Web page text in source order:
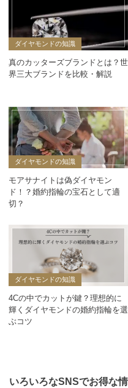
ダイヤモンドの知識
真のカッターズブランドとは？世
界三大ブランドを比較・解説
ダイヤモンドの知識
モアサナイトは偽ダイヤモン
ド！？婚約指輪の宝石として適
切？
ダイヤモンドの知識
4Cの中でカットが鍵？理想的に
輝くダイヤモンドの婚約指輪を選
ぶコツ
いろいろなSNSでお得な